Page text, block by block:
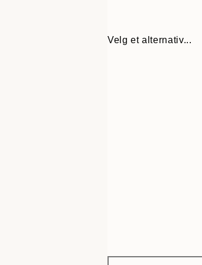
Velg et alternativ...